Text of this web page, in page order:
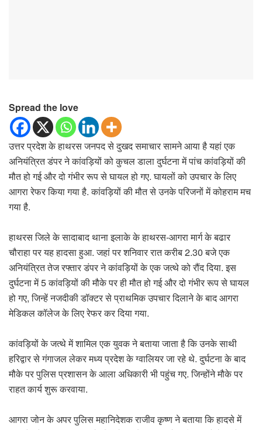
Spread the love
उत्तर प्रदेश के हाथरस जनपद से दुखद समाचार सामने आया है यहां एक
अनियंत्रित डंपर ने कांवड़ियों को कुचल डाला दुर्घटना में पांच कांवड़ियों की
मौत हो गई और दो गंभीर रूप से घायल हो गए. घायलों को उपचार के लिए
आगरा रेफर किया गया है. कांवड़ियों की मौत से उनके परिजनों में कोहराम मच
गया है.
हाथरस जिले के सादाबाद थाना इलाके के हाथरस-आगरा मार्ग के बढार
चौराहा पर यह हादसा हुआ. जहां पर शनिवार रात करीब 2.30 बजे एक
अनियंत्रित तेज रफ्तार डंपर ने कांवड़ियों के एक जत्थे को रौंद दिया. इस
दुर्घटना में 5 कांवड़ियों की मौके पर ही मौत हो गई और दो गंभीर रूप से घायल
हो गए, जिन्हें नजदीकी डॉक्टर से प्राथमिक उपचार दिलाने के बाद आगरा
मेडिकल कॉलेज के लिए रेफर कर दिया गया.
कांवड़ियों के जत्थे में शामिल एक युवक ने बताया जाता है कि उनके साथी
हरिद्वार से गंगाजल लेकर मध्य प्रदेश के ग्वालियर जा रहे थे. दुर्घटना के बाद
मौके पर पुलिस प्रशासन के आला अधिकारी भी पहुंच गए. जिन्होंने मौके पर
राहत कार्य शुरू करवाया.
आगरा जोन के अपर पुलिस महानिदेशक राजीव कृष्ण ने बताया कि हादसे में